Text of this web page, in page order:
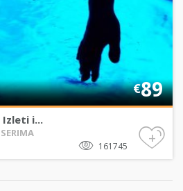
€89
Izleti i...
161745 +